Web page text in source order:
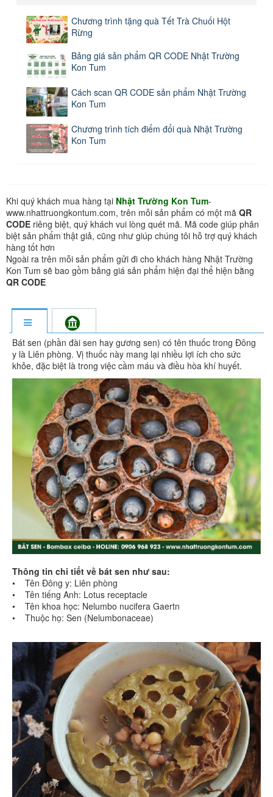
Chương trình tặng quà Tết Trà Chuối Hột
Rừng
Bảng giá sản phẩm QR CODE Nhật Trường
Kon Tum
Cách scan QR CODE sản phẩm Nhật Trường
Kon Tum
Chương trình tích điểm đổi quà Nhật Trường
Kon Tum
Khi quý khách mua hàng tại Nhật Trường Kon Tum-
www.nhattruongkontum.com, trên mỗi sản phẩm có một mã QR
CODE riêng biệt, quý khách vui lòng quét mã. Mã code giúp phân
biệt sản phẩm thật giả, cũng như giúp chúng tôi hỗ trợ quý khách
hàng tốt hơn
Ngoài ra trên mỗi sản phẩm gửi đi cho khách hàng Nhật Trường
Kon Tum sẽ bao gồm bảng giá sản phẩm hiện đại thể hiện bằng
QR CODE
Bát sen (phần đài sen hay gương sen) có tên thuốc trong Đông
y là Liên phòng. Vị thuốc này mang lại nhiều lợi ích cho sức
khỏe, đặc biệt là trong việc cầm máu và điều hòa khí huyết.
Thông tin chi tiết về bát sen như sau:
• Tên Đông y: Liên phòng
• Tên tiếng Anh: Lotus receptacle
• Tên khoa học: Nelumbo nucifera Gaertn
• Thuộc họ: Sen (Nelumbonaceae)